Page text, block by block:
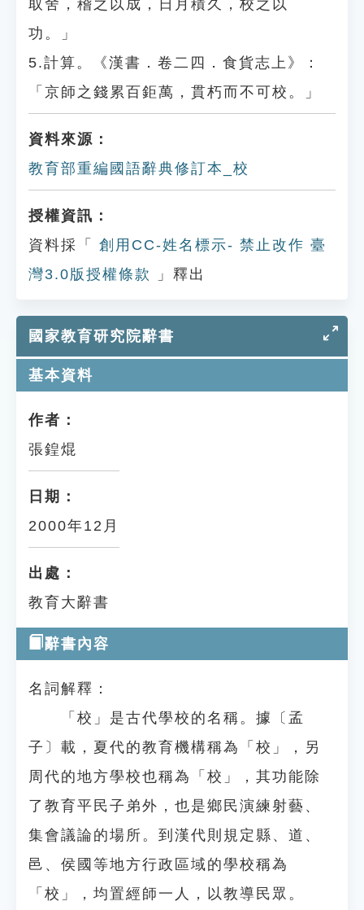
取舍，稽之以成，日月積久，校之以
功。」
5.計算。《漢書．卷二四．食貨志上》：
「京師之錢累百鉅萬，貫朽而不可校。」
資料來源：
教育部重編國語辭典修訂本_校
授權資訊：
資料採「
創用CC-姓名標示- 禁止改作 臺
灣3.0版授權條款
」釋出
國家教育研究院辭書
基本資料
作者：
張鍠焜
日期：
2000年12月
出處：
教育大辭書
辭書內容
名詞解釋：
「校」是古代學校的名稱。據〔孟
子〕載，夏代的教育機構稱為「校」，另
周代的地方學校也稱為「校」，其功能除
了教育平民子弟外，也是鄉民演練射藝、
集會議論的場所。到漢代則規定縣、道、
邑、侯國等地方行政區域的學校稱為
「校」，均置經師一人，以教導民眾。